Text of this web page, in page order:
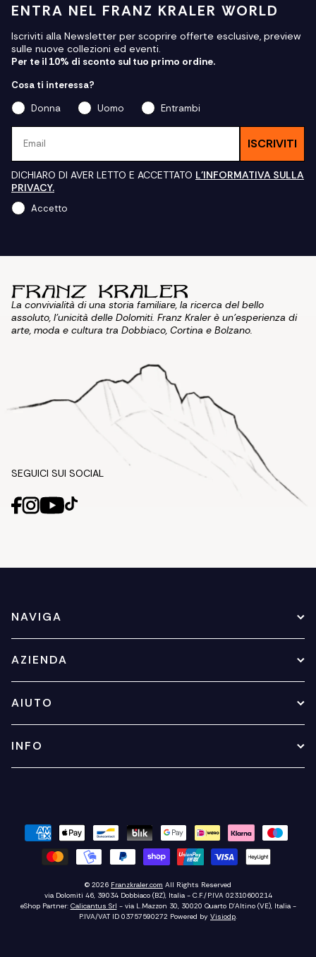
ENTRA NEL FRANZ KRALER WORLD
Iscriviti alla Newsletter per scoprire offerte esclusive, preview
sulle nuove collezioni ed eventi.
Per te il 10% di sconto sul tuo primo ordine.
Cosa ti interessa?
Donna
Uomo
Entrambi
ISCRIVITI
DICHIARO DI AVER LETTO E ACCETTATO L'INFORMATIVA SULLA
PRIVACY.
Accetto
La convivialità di una storia familiare, la ricerca del bello
assoluto, l'unicità delle Dolomiti. Franz Kraler è un'esperienza di
arte, moda e cultura tra Dobbiaco, Cortina e Bolzano.
SEGUICI SUI SOCIAL
NAVIGA
AZIENDA
AIUTO
INFO
© 2026 Franzkraler.com All Rights Reserved
via Dolomiti 46, 39034 Dobbiaco (BZ), Italia - C.F./P.IVA 02310600214
eShop Partner: Calicantus Srl - via L.Mazzon 30, 30020 Quarto D'Altino (VE), Italia -
P.IVA/VAT ID 03757590272 Powered by Visiodp.